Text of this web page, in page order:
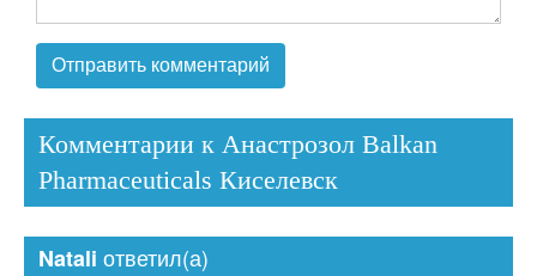
Комментарии к Анастрозол Balkan
Pharmaceuticals Киселевск
Natali ответил(а)